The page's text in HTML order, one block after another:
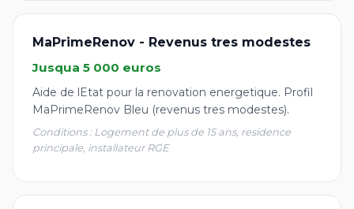
MaPrimeRenov - Revenus tres modestes
Jusqua 5 000 euros
Aide de lEtat pour la renovation energetique. Profil
MaPrimeRenov Bleu (revenus tres modestes).
Conditions : Logement de plus de 15 ans, residence
principale, installateur RGE